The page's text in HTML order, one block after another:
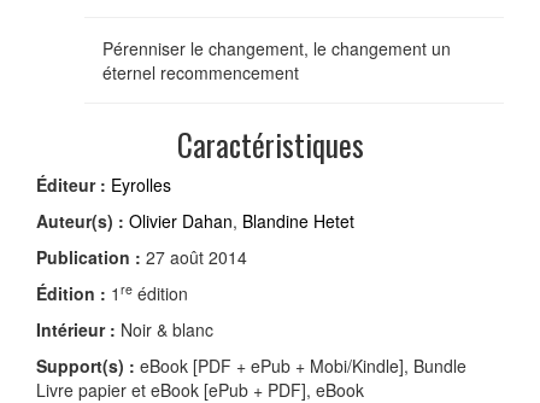
Pérenniser le changement, le changement un
éternel recommencement
Caractéristiques
Éditeur : Eyrolles
Auteur(s) : Olivier Dahan, Blandine Hetet
Publication : 27 août 2014
Édition : 1 re édition
Intérieur : Noir & blanc
Support(s) : eBook [PDF + ePub + Mobi/Kindle], Bundle
Livre papier et eBook [ePub + PDF], eBook